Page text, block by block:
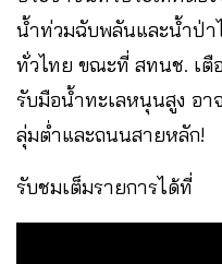
น้ำท่วมฉับพลันและน้ำป่า
ทั่วไทย ขณะที่ สทนช. เตื
รับมือน้ำทะเลหนุนสูง อ
ลุ่มต่ำและถนนสายหลัก!
รับชมเต็มรายการได้ที่